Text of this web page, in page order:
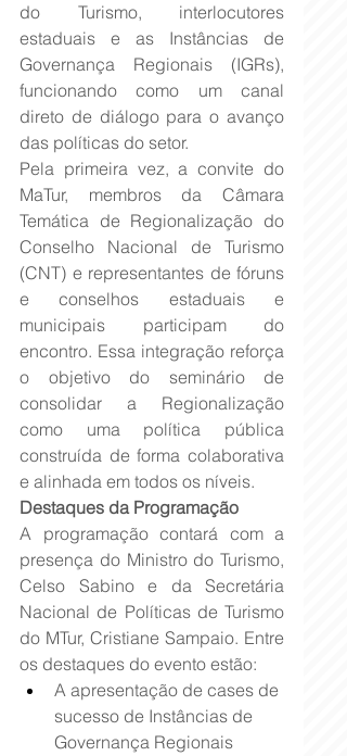
do Turismo, interlocutores
estaduais e as Instâncias de
Governança Regionais (IGRs),
funcionando como um canal
direto de diálogo para o avanço
das políticas do setor.
Pela primeira vez, a convite do
MaTur, membros da Câmara
Temática de Regionalização do
Conselho Nacional de Turismo
(CNT) e representantes de fóruns
e conselhos estaduais e
municipais participam do
encontro. Essa integração reforça
o objetivo do seminário de
consolidar a Regionalização
como uma política pública
construída de forma colaborativa
e alinhada em todos os níveis.
Destaques da Programação
A programação contará com a
presença do Ministro do Turismo,
Celso Sabino e da Secretária
Nacional de Políticas de Turismo
do MTur, Cristiane Sampaio. Entre
os destaques do evento estão:
A apresentação de cases de
sucesso de Instâncias de
Governança Regionais